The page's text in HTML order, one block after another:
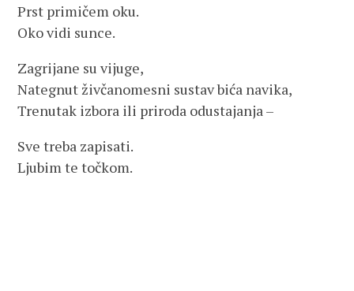
Prst primičem oku.
Oko vidi sunce.
Zagrijane su vijuge,
Nategnut živčanomesni sustav bića navika,
Trenutak izbora ili priroda odustajanja –
Sve treba zapisati.
Ljubim te točkom.